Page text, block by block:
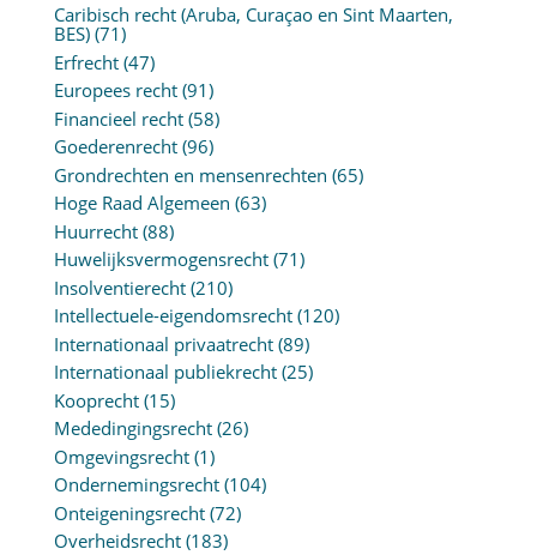
Caribisch recht (Aruba, Curaçao en Sint Maarten,
BES)(71)
Erfrecht(47)
Europees recht(91)
Financieel recht(58)
Goederenrecht(96)
Grondrechten en mensenrechten (65)
Hoge Raad Algemeen (63)
Huurrecht(88)
Huwelijksvermogensrecht(71)
Insolventierecht(210)
Intellectuele-eigendomsrecht(120)
Internationaal privaatrecht(89)
Internationaal publiekrecht(25)
Kooprecht(15)
Mededingingsrecht(26)
Omgevingsrecht(1)
Ondernemingsrecht(104)
Onteigeningsrecht(72)
Overheidsrecht(183)